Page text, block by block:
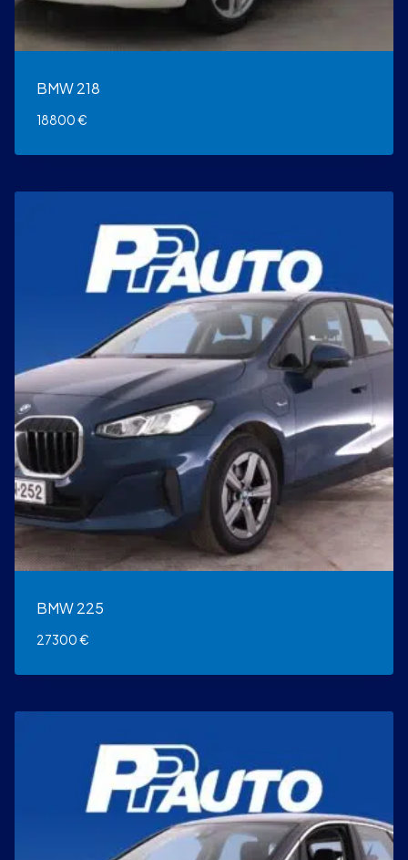
BMW 218
18800€
BMW 225
27300€